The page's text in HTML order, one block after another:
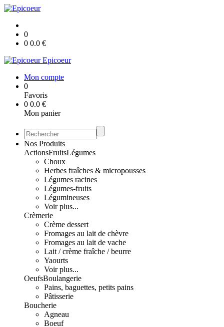
0
0 0.0 €
Epicoeur
Mon compte
0
Favoris
0 0.0 €
Mon panier
Nos Produits
ActionsFruitsLégumes
Choux
Herbes fraîches & micropousses
Légumes racines
Légumes-fruits
Légumineuses
Voir plus...
Crèmerie
Crème dessert
Fromages au lait de chèvre
Fromages au lait de vache
Lait / crème fraîche / beurre
Yaourts
Voir plus...
OeufsBoulangerie
Pains, baguettes, petits pains
Pâtisserie
Boucherie
Agneau
Boeuf